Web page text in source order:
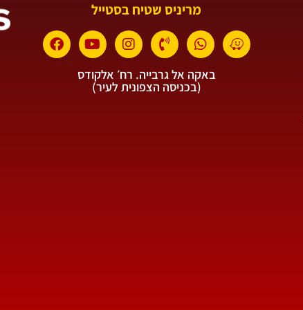
מריניס שטיח בסטייל
באקה אל גרבייה. רח׳ אלקודס
(בכניסה הצפונית לעיר)